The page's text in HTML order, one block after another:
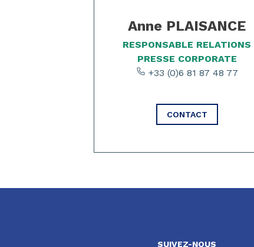
Anne PLAISANCE
RESPONSABLE RELATIONS
PRESSE CORPORATE
+33 (0)6 81 87 48 77
CONTACT
SUIVEZ-NOUS